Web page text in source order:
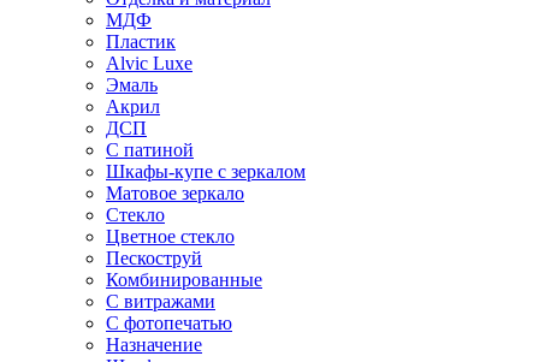
МДФ
Пластик
Alvic Luxe
Эмаль
Акрил
ДСП
С патиной
Шкафы-купе с зеркалом
Матовое зеркало
Стекло
Цветное стекло
Пескоструй
Комбинированные
С витражами
С фотопечатью
Назначение